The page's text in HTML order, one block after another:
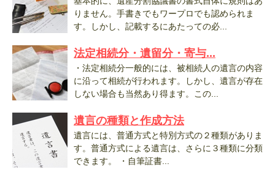
りません。手書きでもワープロでも認められま
す。しかし、記載するにあたっての必...
法定相続分・遺留分・寄与...
・法定相続分一般的には、被相続人の遺言の内容
に沿って相続が行われます。しかし、遺言が存在
しない場合も当然あり得ます。この...
遺言の種類と作成方法
遺言には、普通方式と特別方式の２種類がありま
す。普通方式による遺言は、さらに３種類に分類
できます。 ・自筆証書...